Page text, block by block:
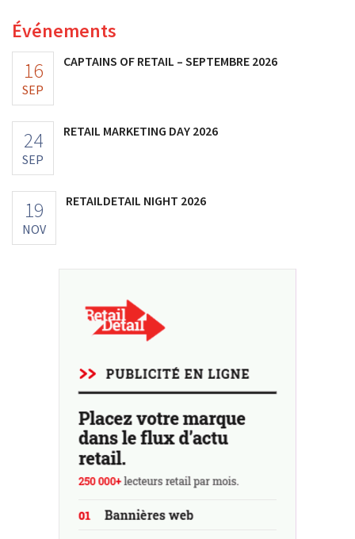
Événements
16
SEP
CAPTAINS OF RETAIL – SEPTEMBRE 2026
24
SEP
RETAIL MARKETING DAY 2026
19
NOV
RETAILDETAIL NIGHT 2026